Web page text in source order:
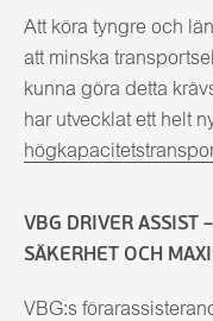
Att köra tyngre och
att minska
kunna göra detta
har utvecklat ett helt
VBG DRIVER ASSIST
SÄKERHET OCH
VBG:s